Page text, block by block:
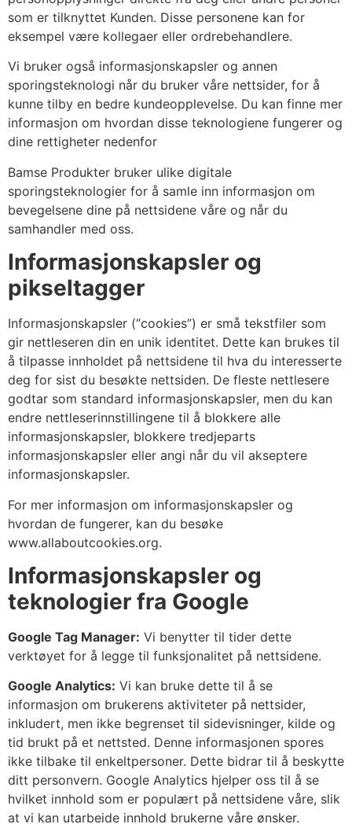
som er tilknyttet Kunden. Disse personene kan for
eksempel være kollegaer eller ordrebehandlere.
Vi bruker også informasjonskapsler og annen
sporingsteknologi når du bruker våre nettsider, for å
kunne tilby en bedre kundeopplevelse. Du kan finne mer
informasjon om hvordan disse teknologiene fungerer og
dine rettigheter nedenfor
Bamse Produkter bruker ulike digitale
sporingsteknologier for å samle inn informasjon om
bevegelsene dine på nettsidene våre og når du
samhandler med oss.
Informasjonskapsler og
pikseltagger
Informasjonskapsler (“cookies”) er små tekstfiler som
gir nettleseren din en unik identitet. Dette kan brukes til
å tilpasse innholdet på nettsidene til hva du interesserte
deg for sist du besøkte nettsiden. De fleste nettlesere
godtar som standard informasjonskapsler, men du kan
endre nettleserinnstillingene til å blokkere alle
informasjonskapsler, blokkere tredjeparts
informasjonskapsler eller angi når du vil akseptere
informasjonskapsler.
For mer informasjon om informasjonskapsler og
hvordan de fungerer, kan du besøke
www.allaboutcookies.org.
Informasjonskapsler og
teknologier fra Google
Google Tag Manager: Vi benytter til tider dette
verktøyet for å legge til funksjonalitet på nettsidene.
Google Analytics: Vi kan bruke dette til å se
informasjon om brukerens aktiviteter på nettsider,
inkludert, men ikke begrenset til sidevisninger, kilde og
tid brukt på et nettsted. Denne informasjonen spores
ikke tilbake til enkeltpersoner. Dette bidrar til å beskytte
ditt personvern. Google Analytics hjelper oss til å se
hvilket innhold som er populært på nettsidene våre, slik
at vi kan utarbeide innhold brukerne våre ønsker.